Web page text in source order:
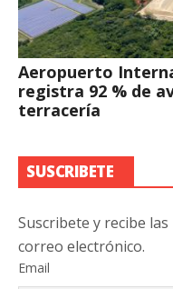
Aeropuerto
registra 92 % de
terracería
SUSCRIBETE
Suscribete y recibe
correo electrónico.
Email